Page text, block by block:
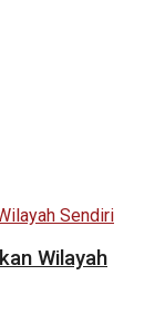
Wilayah